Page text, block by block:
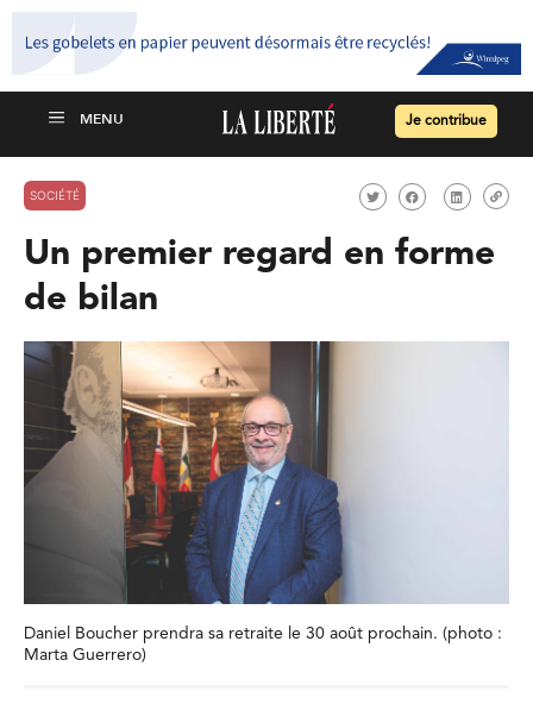
Je contribue
SOCIÉTÉ
Un premier regard en forme
de bilan
Daniel Boucher prendra sa retraite le 30 août prochain. (photo :
Marta Guerrero)